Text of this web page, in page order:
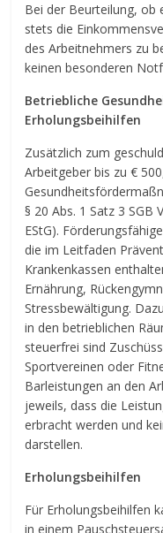
Bei der Beurteilung, ob
stets die
des Arbeitnehmers zu
keinen besonderen
Betriebliche
Erholungsbeihilfen
Zusätzlich zum
Arbeitgeber bis zu €
§ 20 Abs. 1 Satz 3 SGB
EStG).
die im Leitfaden
Krankenkassen
Ernährung,
Stressbewältigung.
in den betrieblichen
steuerfrei sind
Sportvereinen oder
Barleistungen an den
jeweils, dass die
erbracht werden und
darstellen.
Erholungsbeihilfen
Für Erholungsbeihilfen
in einem